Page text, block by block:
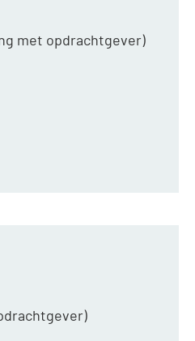
met opdrachtgever)